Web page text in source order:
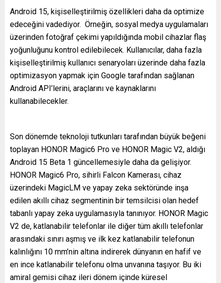
Android 15, kişiselleştirilmiş özellikleri daha da optimize
edeceğini vadediyor. Örneğin, sosyal medya uygulamaları
üzerinden fotoğraf çekimi yapıldığında mobil cihazlar flaş
yoğunluğunu kontrol edilebilecek. Kullanıcılar, daha fazla
kişiselleştirilmiş kullanıcı senaryoları üzerinde daha fazla
optimizasyon yapmak için Google tarafından sağlanan
Android API’lerini, araçlarını ve kaynaklarını
kullanabilecekler.
Son dönemde teknoloji tutkunları tarafından büyük beğeni
toplayan HONOR Magic6 Pro ve HONOR Magic V2, aldığı
Android 15 Beta 1 güncellemesiyle daha da gelişiyor.
HONOR Magic6 Pro, sihirli Falcon Kamerası, cihaz
üzerindeki MagicLM ve yapay zeka sektöründe inşa
edilen akıllı cihaz segmentinin bir temsilcisi olan hedef
tabanlı yapay zeka uygulamasıyla tanınıyor. HONOR Magic
V2 de, katlanabilir telefonlar ile diğer tüm akıllı telefonlar
arasındaki sınırı aşmış ve ilk kez katlanabilir telefonun
kalınlığını 10 mm’nin altına indirerek dünyanın en hafif ve
en ince katlanabilir telefonu olma unvanına taşıyor. Bu iki
amiral gemisi cihaz ileri dönem içinde küresel